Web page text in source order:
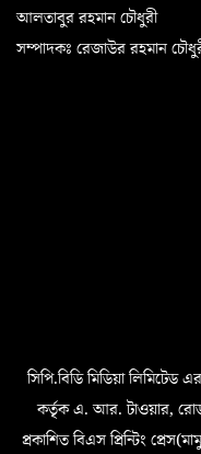
আলতাবুর রহমান চৌধুরী
সম্পাদকঃ রেজাউর রহমান
সিপি.বিডি মিডিয়া লিমিটেড
কর্তৃক এ. আর. টাওয়ার, রোড
প্রকাশিত বিএস প্রিন্টিং